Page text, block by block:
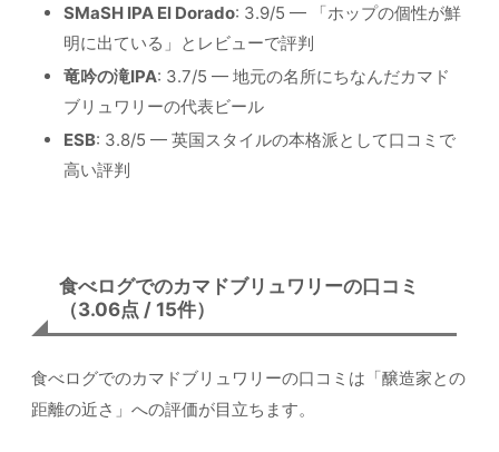
SMaSH IPA El Dorado: 3.9/5 — 「ホップの個性が鮮
明に出ている」とレビューで評判
竜吟の滝IPA: 3.7/5 — 地元の名所にちなんだカマド
ブリュワリーの代表ビール
ESB: 3.8/5 — 英国スタイルの本格派として口コミで
高い評判
食べログでのカマドブリュワリーの口コミ
（3.06点 / 15件）
食べログでのカマドブリュワリーの口コミは「醸造家との
距離の近さ」への評価が目立ちます。